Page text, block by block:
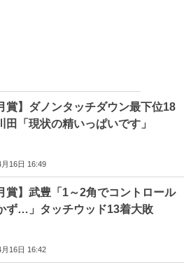
賞】ダノンタッチダウン最下位18
「現状の精いっぱいです」
16日 16:49
賞】武豊「1～2角でコントロール
ず…」タッチウッド13着大敗
16日 16:42